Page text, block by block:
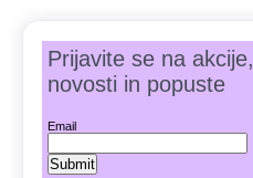
Prijavite se na akcije,
novosti in popuste
Email